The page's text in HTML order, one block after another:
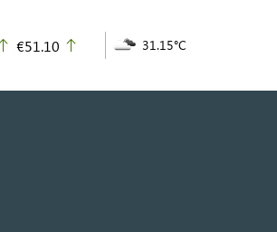
up
€51.10 31.15°C